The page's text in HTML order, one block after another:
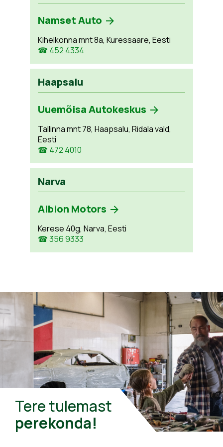
Namset Auto
Kihelkonna mnt 8a, Kuressaare, Eesti
☎ 452 4334
Haapsalu
Uuemõisa Autokeskus
Tallinna mnt 78, Haapsalu, Ridala vald,
Eesti
☎ 472 4010
Narva
Albion Motors
Kerese 40g, Narva, Eesti
☎ 356 9333
Tere tulemast
perekonda!